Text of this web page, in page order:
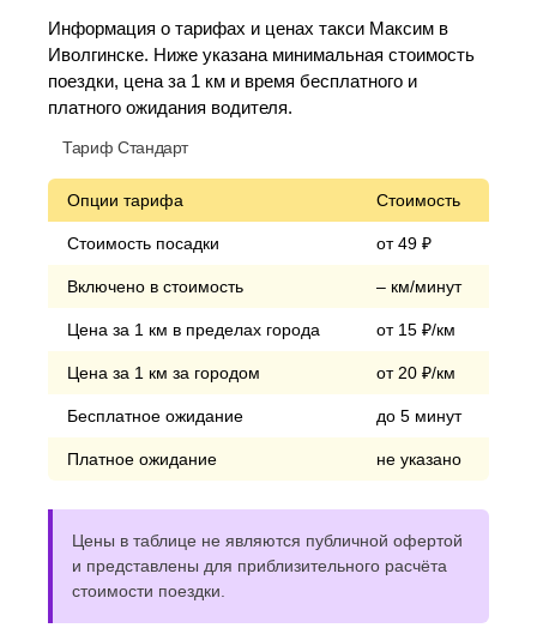
Информация о тарифах и ценах такси Максим в
Иволгинске. Ниже указана минимальная стоимость
поездки, цена за 1 км и время бесплатного и
платного ожидания водителя.
Тариф Стандарт
Опции тарифа Стоимость
Стоимость посадки от 49 ₽
Включено в стоимость – км/минут
Цена за 1 км в пределах города от 15 ₽/км
Цена за 1 км за городом от 20 ₽/км
Бесплатное ожидание до 5 минут
Платное ожидание не указано
Цены в таблице не являются публичной офертой
и представлены для приблизительного расчёта
стоимости поездки.